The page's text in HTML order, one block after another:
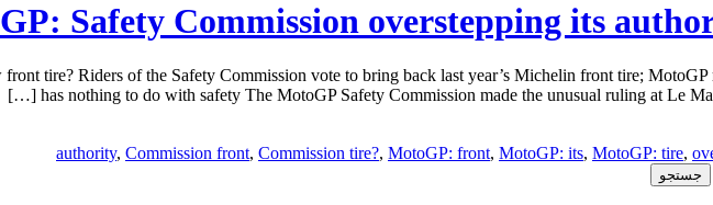
Safety Commission overstepping its
tire? Riders of the Safety Commission vote to bring back last year’s Michelin front tire; MotoGP
has nothing to do with safety The MotoGP Safety Commission made the unusual ruling at Le
authority, Commission front, Commission tire?, MotoGP: front, MotoGP: its, MotoGP: tire,